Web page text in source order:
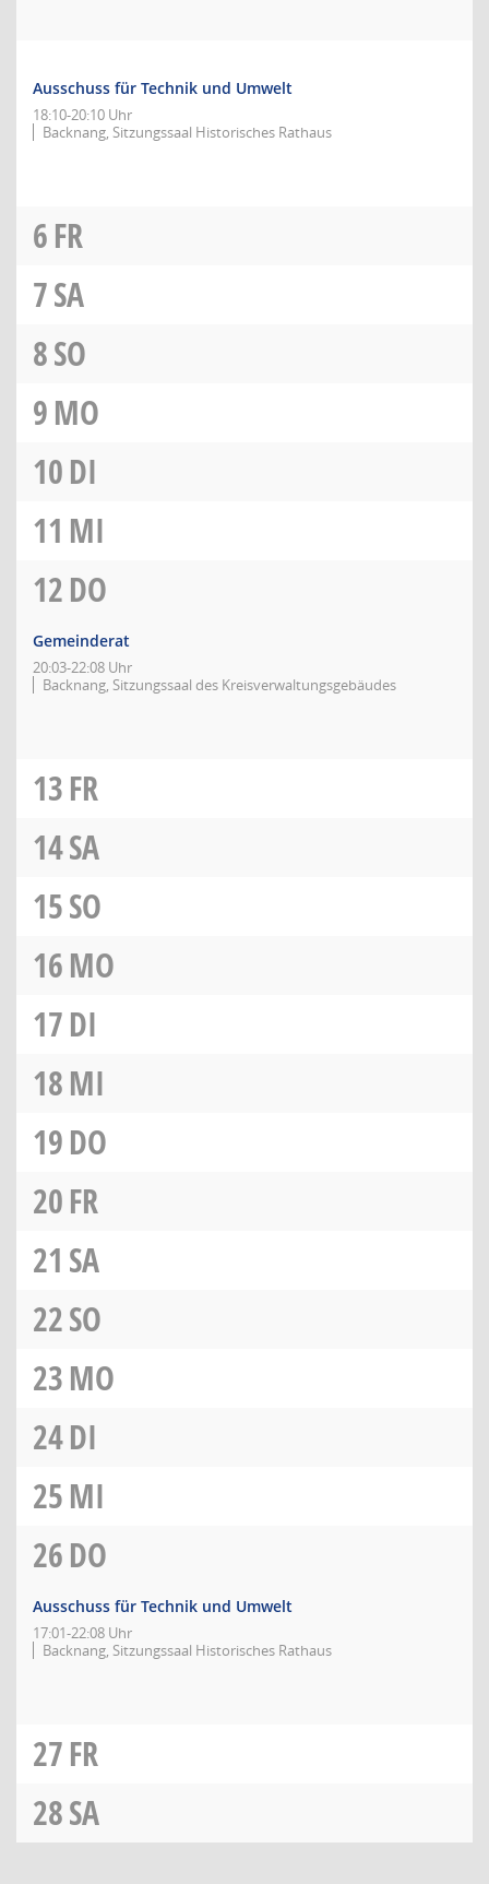
Ausschuss für Technik und Umwelt
18:10-20:10 Uhr
Backnang, Sitzungssaal Historisches Rathaus
6FR
7SA
8SO
9MO
10DI
11 MI
12DO
Gemeinderat
20:03-22:08 Uhr
Backnang, Sitzungssaal des Kreisverwaltungsgebäudes
13FR
14SA
15SO
16MO
17DI
18MI
19DO
20FR
21 SA
22SO
23MO
24DI
25MI
26DO
Ausschuss für Technik und Umwelt
17:01-22:08 Uhr
Backnang, Sitzungssaal Historisches Rathaus
27FR
28SA